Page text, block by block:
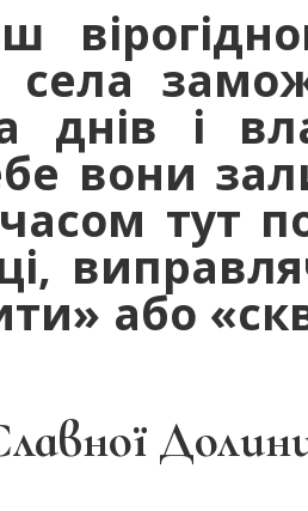
села
днів і
вони
тут
або